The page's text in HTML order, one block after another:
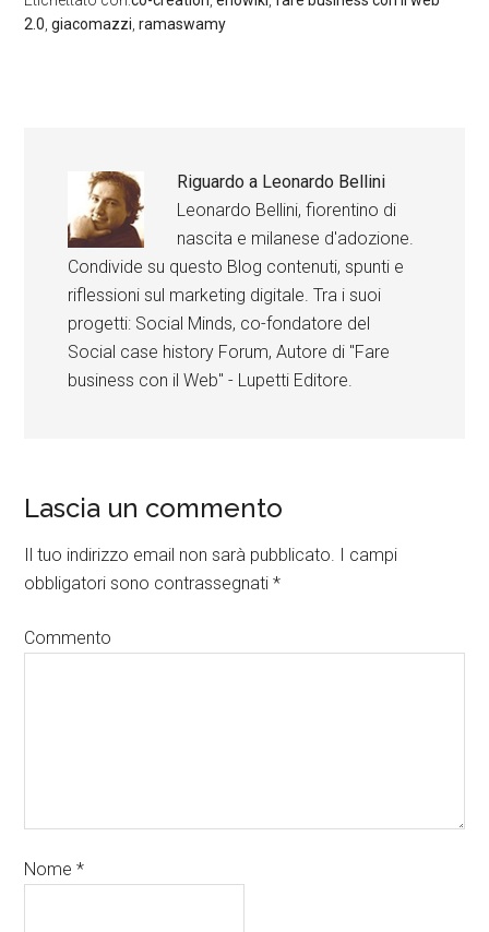
2.0 ,giacomazzi ,ramaswamy
Riguardo a Leonardo Bellini
Leonardo Bellini, fiorentino di
nascita e milanese d'adozione.
Condivide su questo Blog contenuti, spunti e
riflessioni sul marketing digitale. Tra i suoi
progetti: Social Minds, co-fondatore del
Social case history Forum, Autore di "Fare
business con il Web" - Lupetti Editore.
Lascia un commento
Il tuo indirizzo email non sarà pubblicato. I campi
obbligatori sono contrassegnati*
Commento
Nome*